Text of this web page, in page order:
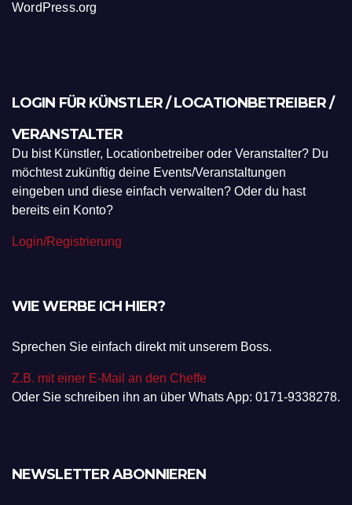
WordPress.org
LOGIN FÜR KÜNSTLER / LOCATIONBETREIBER /
VERANSTALTER
Du bist Künstler, Locationbetreiber oder Veranstalter? Du
möchtest zukünftig deine Events/Veranstaltungen
eingeben und diese einfach verwalten? Oder du hast
bereits ein Konto?
Login/Registrierung
WIE WERBE ICH HIER?
Sprechen Sie einfach direkt mit unserem Boss.
Z.B. mit einer E-Mail an den Cheffe
Oder Sie schreiben ihn an über Whats App: 0171-9338278.
NEWSLETTER ABONNIEREN